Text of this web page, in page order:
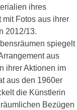
ihres
Fotos aus ihrer
2012/13.
spiegelt
aus
ihrer Aktionen im
aus den 1960er
die Künstlerin
Bezügen